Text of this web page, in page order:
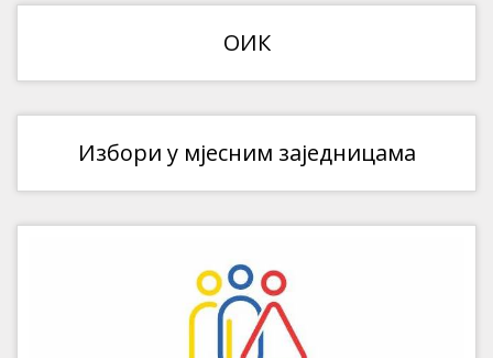
ОИК
Избори у мјесним заједницама